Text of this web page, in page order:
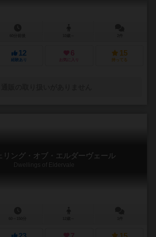
12
経験あり
6
お気に入り
15
持ってる
リング・オブ・エルダーヴェール
Dwellings of Eldervale